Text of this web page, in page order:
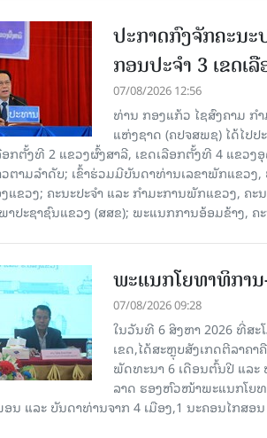
ປະກາດກົງຈັກຄະນະ
ກອນປະຈໍາ 3 ເຂດເ
07/08/2026 12:56
ທ່ານ ກອງແກ້ວ ໄຊສົງຄາມ ກ
ແຫ່ງຊາດ (ຄປຈສພຊ) ໄດ້ໄປ
ອກຕັ້ງທີ 2 ແຂວງຜົ້ງສາລີ, ເຂດເລືອກຕັ້ງທີ 4 ແຂວ
ຕາມລຳດັບ; ເຂົ້າຮ່ວມມີບັນດາທ່ານເລຂາພັກແຂວ
ແຂວງ; ຄະນະປະຈໍາ ແລະ ກໍາມະການພັກແຂວງ, ຄະ
າປະຊາຊົນແຂວງ (ສສຂ); ພະແນກການອ້ອມຂ້າງ,
ພະແນກໂຍທາທິກາ
07/08/2026 09:28
ໃນວັນທີ 6 ສິງຫາ 2026 ທີ່ສ
ເຂດ,ໄດ້ສະຫຼຸບສັງເກດຕີລາຄ
ພັດທະນາ 6 ເດືອນຕົ້ນປີ ແລ
ລາດ ຮອງຫົວໜ້າພະແນກໂຍ
ນ ແລະ ບັນດາທ່ານຈາກ 4 ເມືອງ,1 ນະຄອນໄກສອນ